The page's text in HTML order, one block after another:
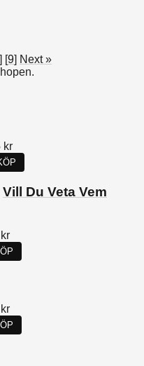
] [9] Next »
kr
Vill Du Veta Vem